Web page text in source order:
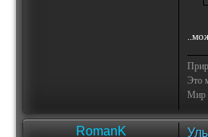
Это
Мир
RomanK